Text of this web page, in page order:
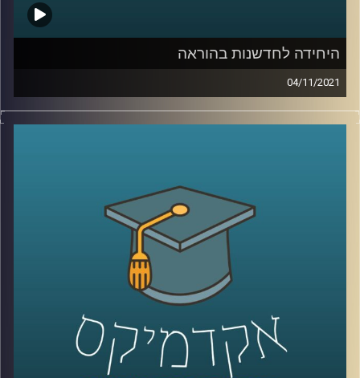
היחידה לחדשנות בהוראה
04/11/2021
בשנים האחרונות, עם כניסת הטכנולוגיה לחיינו, חלו שינויים
משמעותיים בכל תחומי החיים: אנחנו מנהלים שיחות ארוכות
נפתרות בלחיצת כפתור. בעוד שוק העבודה משתנה בכל רגע,
נדמה שהאקדמיה, שאמורה להכשיר את בוגריה להתאים לשוק
זה, קופאת על שמריה.
בפרק הזה נדבר עם עידן אלמוג, ראש היחידה לחדשנות
בהוראה על פעילות היחידה, ההתאמות שנעשות באוניברסיטת
ריכמן להכנת הבוגרים לעולם התעסוקה החדש וכיצד הופכים
את הליך הלמידה למשמעותי יותר.